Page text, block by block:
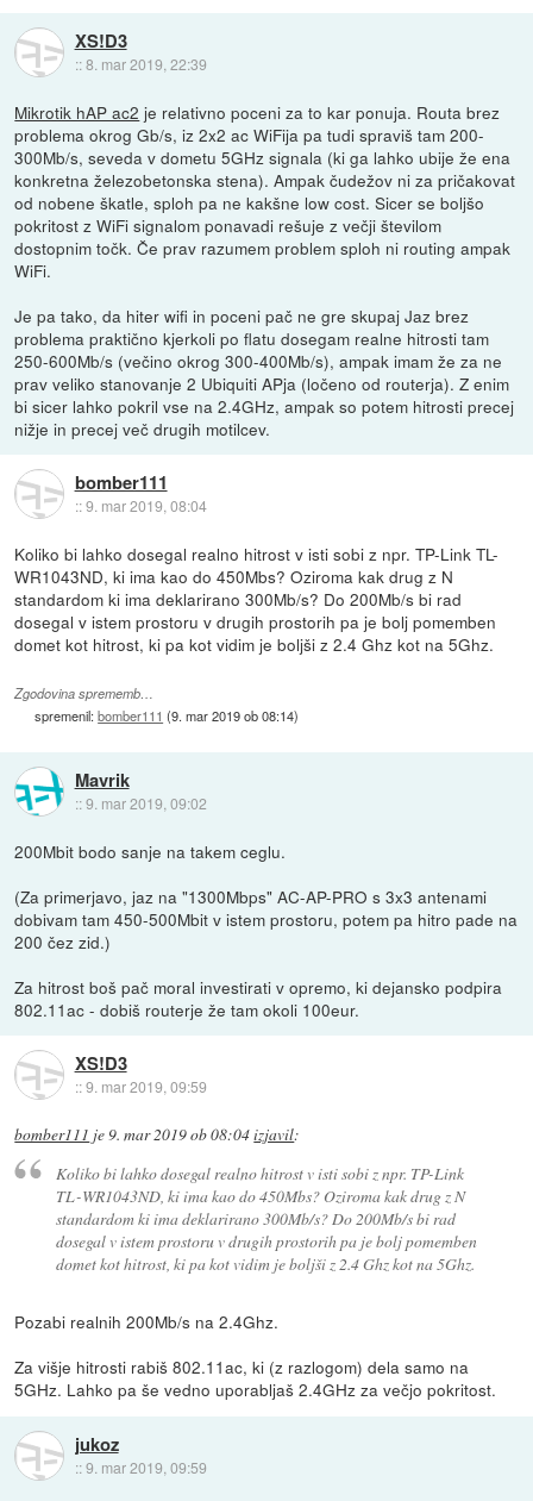
XS!D3
::8. mar 2019, 22:39
Mikrotik hAP ac2 je relativno poceni za to kar ponuja. Routa brez
problema okrog Gb/s, iz 2x2 ac WiFija pa tudi spraviš tam 200-
300Mb/s, seveda v dometu 5GHz signala (ki ga lahko ubije že ena
konkretna železobetonska stena). Ampak čudežov ni za pričakovat
od nobene škatle, sploh pa ne kakšne low cost. Sicer se boljšo
pokritost z WiFi signalom ponavadi rešuje z večji številom
dostopnim točk. Če prav razumem problem sploh ni routing ampak
WiFi.
Je pa tako, da hiter wifi in poceni pač ne gre skupaj Jaz brez
problema praktično kjerkoli po flatu dosegam realne hitrosti tam
250-600Mb/s (večino okrog 300-400Mb/s), ampak imam že za ne
prav veliko stanovanje 2 Ubiquiti APja (ločeno od routerja). Z enim
bi sicer lahko pokril vse na 2.4GHz, ampak so potem hitrosti precej
nižje in precej več drugih motilcev.
bomber111
::9. mar 2019, 08:04
Koliko bi lahko dosegal realno hitrost v isti sobi z npr. TP-Link TL-
WR1043ND, ki ima kao do 450Mbs? Oziroma kak drug z N
standardom ki ima deklarirano 300Mb/s? Do 200Mb/s bi rad
dosegal v istem prostoru v drugih prostorih pa je bolj pomemben
domet kot hitrost, ki pa kot vidim je boljši z 2.4 Ghz kot na 5Ghz.
Zgodovina sprememb…
spremenil:bomber111 (9. mar 2019 ob 08:14)
Mavrik
::9. mar 2019, 09:02
200Mbit bodo sanje na takem ceglu.
(Za primerjavo, jaz na "1300Mbps" AC-AP-PRO s 3x3 antenami
dobivam tam 450-500Mbit v istem prostoru, potem pa hitro pade na
200 čez zid.)
Za hitrost boš pač moral investirati v opremo, ki dejansko podpira
802.11ac - dobiš routerje že tam okoli 100eur.
XS!D3
::9. mar 2019, 09:59
bomber111 je9. mar 2019 ob 08:04izjavil:
Koliko bi lahko dosegal realno hitrost v isti sobi z npr. TP-Link
TL-WR1043ND, ki ima kao do 450Mbs? Oziroma kak drug z N
standardom ki ima deklarirano 300Mb/s? Do 200Mb/s bi rad
dosegal v istem prostoru v drugih prostorih pa je bolj pomemben
domet kot hitrost, ki pa kot vidim je boljši z 2.4 Ghz kot na 5Ghz.
Pozabi realnih 200Mb/s na 2.4Ghz.
Za višje hitrosti rabiš 802.11ac, ki (z razlogom) dela samo na
5GHz. Lahko pa še vedno uporabljaš 2.4GHz za večjo pokritost.
jukoz
::9. mar 2019, 09:59